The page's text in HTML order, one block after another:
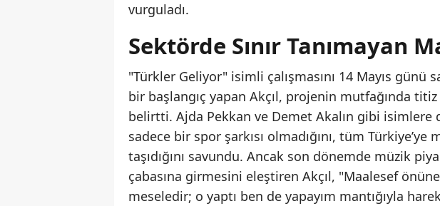
vurguladı.
Sektörde Sınır Tanımayan
"Türkler Geliyor" isimli çalışmasını 14 Mayıs günü
bir başlangıç yapan Akçıl, projenin mutfağında
belirtti. Ajda Pekkan ve Demet Akalın gibi isimlere
sadece bir spor şarkısı olmadığını, tüm
taşıdığını savundu. Ancak son dönemde müzik
çabasına girmesini eleştiren Akçıl, "Maalesef
meseledir; o yaptı ben de yapayım mantığıyla